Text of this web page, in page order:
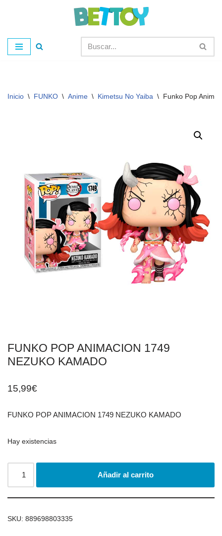
al
contenido
Inicio \ FUNKO \ Anime \ Kimetsu No Yaiba \ Funko Pop
FUNKO POP ANIMACION 1749
NEZUKO KAMADO
15,99€
FUNKO POP ANIMACION 1749 NEZUKO KAMADO
Hay existencias
Añadir al carrito
SKU: 889698803335